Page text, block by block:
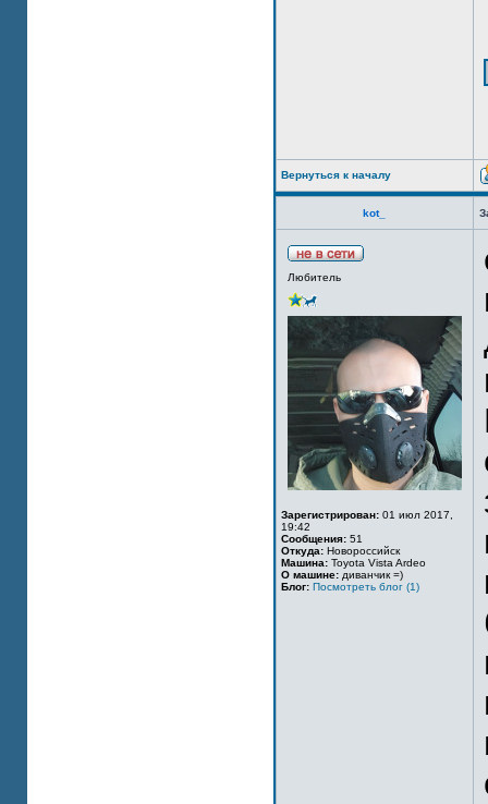
Вернуться к началу
kot_
Любитель
Зарегистрирован: 01 июл 2017,
19:42
Сообщения: 51
Откуда: Новороссийск
Машина: Toyota Vista Ardeo
О машине: диванчик =)
Блог: Посмотреть блог (1)